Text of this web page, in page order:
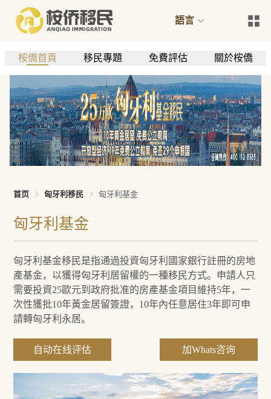
語言
桉僑首頁 移民專題 免費評估 關於桉僑
首页 匈牙利移民 匈牙利基金
匈牙利基金
匈牙利基金移民是指通過投資匈牙利國家銀行註冊的房地
產基金，以獲得匈牙利居留權的一種移民方式。申請人只
需要投資25歐元到政府批准的房產基金項目維持5年，一
次性獲批10年黃金居留簽證，10年內任意居住3年即可申
請轉匈牙利永居。
自动在线评估 加Whats咨询